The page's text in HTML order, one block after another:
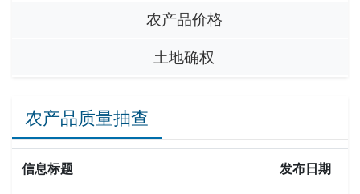
农产品价格
土地确权
农产品质量抽查
信息标题 发布日期